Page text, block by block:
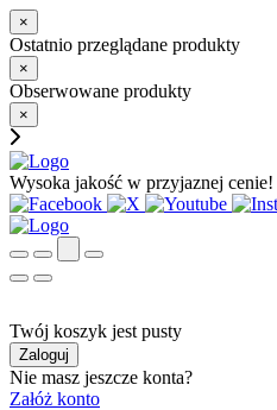
×
Ostatnio przeglądane produkty
×
Obserwowane produkty
×
Wysoka jakość w przyjaznej cenie!
Twój koszyk jest pusty
Zaloguj
Nie masz jeszcze konta?
Załóż konto